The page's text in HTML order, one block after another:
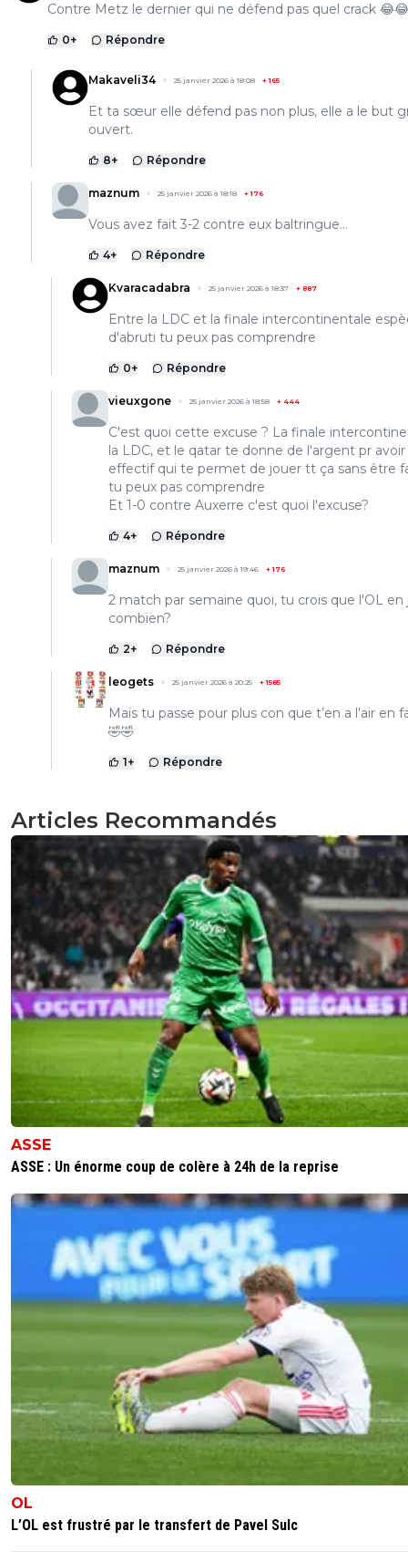
Contre Metz le dernier qui ne défend pas quel crack 😂😂
0+ Répondre
Makaveli34 25 janvier 2026 à 18:08 +165
Et ta sœur elle défend pas non plus, elle a le but
ouvert.
8+ Répondre
maznum 25 janvier 2026 à 18:18 +176
Vous avez fait 3-2 contre eux baltringue...
4+ Répondre
Kvaracadabra 25 janvier 2026 à 18:37 + 887
Entre la LDC et la finale intercontinentale
d'abruti tu peux pas comprendre
0+ Répondre
vieuxgone 25 janvier 2026 à 18:58 + 444
C'est quoi cette excuse ? La finale
la LDC, et le qatar te donne de l'argent pr avoir
effectif qui te permet de jouer tt ça sans être
tu peux pas comprendre
Et 1-0 contre Auxerre c'est quoi l'excuse?
4+ Répondre
maznum 25 janvier 2026 à 19:46 +176
2 match par semaine quoi, tu crois que l'OL en
combien?
2+ Répondre
leogets 25 janvier 2026 à 20:25 +1585
Mais tu passe pour plus con que t’en a l’air en
🤣🤣
1+ Répondre
Articles Recommandés
ASSE
ASSE : Un énorme coup de colère à 24h de la reprise
OL
L’OL est frustré par le transfert de Pavel Sulc